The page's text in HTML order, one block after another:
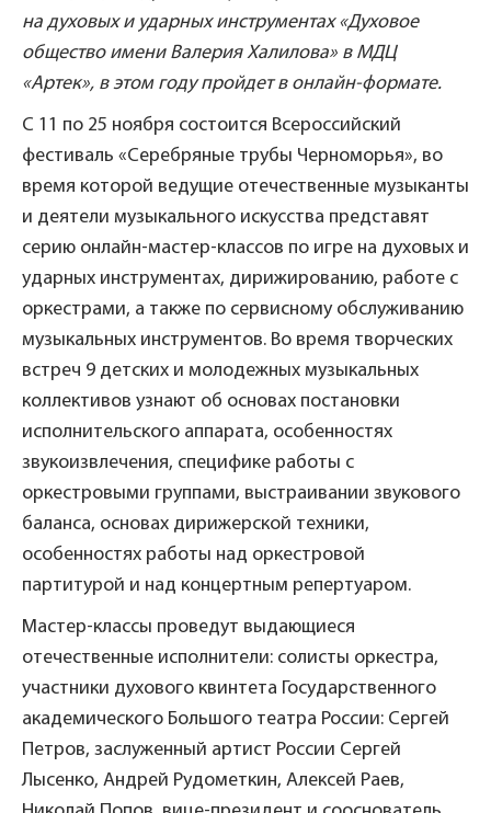
на духовых и ударных инструментах «Духовое
общество имени Валерия Халилова» в МДЦ
«Артек», в этом году пройдет в онлайн-формате.
С 11 по 25 ноября состоится Всероссийский
фестиваль «Серебряные трубы Черноморья», во
время которой ведущие отечественные музыканты
и деятели музыкального искусства представят
серию онлайн-мастер-классов по игре на духовых и
ударных инструментах, дирижированию, работе с
оркестрами, а также по сервисному обслуживанию
музыкальных инструментов. Во время творческих
встреч 9 детских и молодежных музыкальных
коллективов узнают об основах постановки
исполнительского аппарата, особенностях
звукоизвлечения, специфике работы с
оркестровыми группами, выстраивании звукового
баланса, основах дирижерской техники,
особенностях работы над оркестровой
партитурой и над концертным репертуаром.
Мастер-классы проведут выдающиеся
отечественные исполнители: солисты оркестра,
участники духового квинтета Государственного
академического Большого театра России: Сергей
Петров, заслуженный артист России Сергей
Лысенко, Андрей Рудометкин, Алексей Раев,